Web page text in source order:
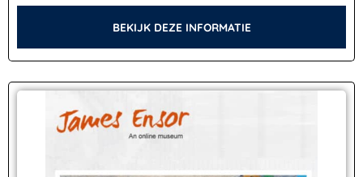
BEKIJK DEZE INFORMATIE